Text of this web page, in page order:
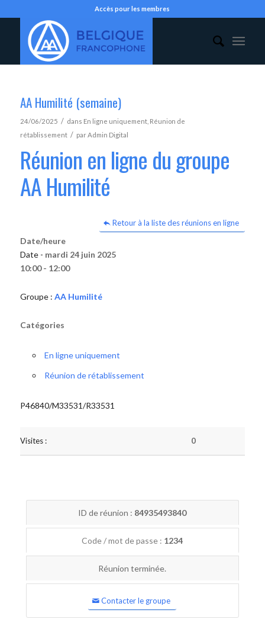
Accès pour les membres
AA Humilité (semaine)
24/06/2025 / dans En ligne uniquement, Réunion de
rétablissement / parAdmin Digital
Réunion en ligne du groupe
AA Humilité
Retour à la liste des réunions en ligne
Date/heure
Date - mardi 24 juin 2025
10:00 - 12:00
Groupe : AA Humilité
Catégories
En ligne uniquement
Réunion de rétablissement
P46840/M33531/R33531
Visites : 0
ID de réunion : 84935493840
Code / mot de passe : 1234
Réunion terminée.
Contacter le groupe